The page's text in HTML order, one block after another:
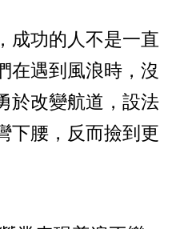
成功的人不是一直
在遇到風浪時，沒
於改變航道，設法
下腰，反而撿到更